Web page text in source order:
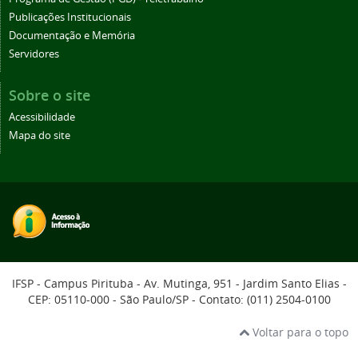
Publicações Institucionais
Documentação e Memória
Servidores
Sobre o site
Acessibilidade
Mapa do site
IFSP - Campus Pirituba - Av. Mutinga, 951 - Jardim Santo Elias -
CEP: 05110-000 - São Paulo/SP - Contato: (011) 2504-0100
Voltar para o topo